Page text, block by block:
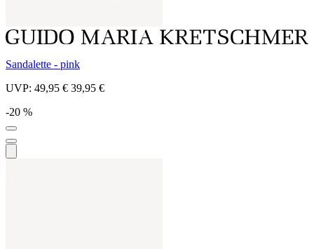
Sandalette - pink
UVP: 49,95 € 39,95 €
-20 %